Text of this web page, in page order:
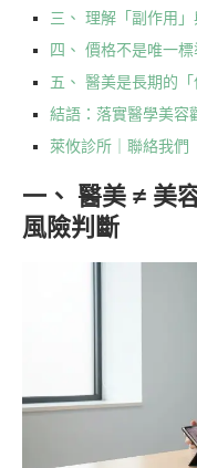
三、 理解「副作用
四、 價格不是唯一
五、 醫美是長期的
結語：落實醫學美容
萊攸診所｜聯絡我們
一、 醫美 ≠ 美
風險判斷